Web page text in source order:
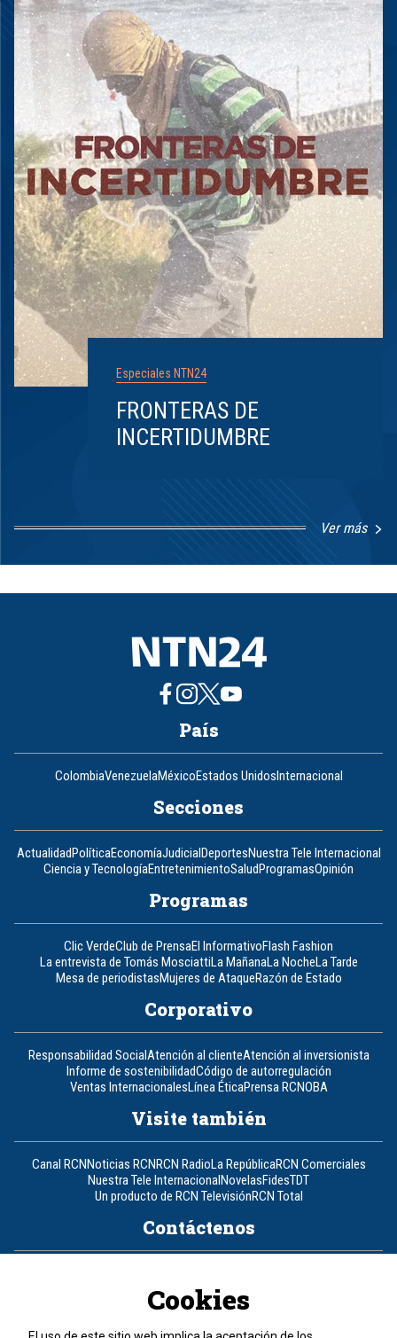
Especiales NTN24
FRONTERAS DE
INCERTIDUMBRE
Ver más
8
País
ColombiaVenezuelaMéxicoEstados UnidosInternacional
Secciones
ActualidadPolíticaEconomíaJudicialDeportesNuestra Tele Internacional
Ciencia y TecnologíaEntretenimientoSaludProgramasOpinión
Programas
Clic VerdeClub de PrensaEl InformativoFlash Fashion
La entrevista de Tomás MosciattiLa MañanaLa NocheLa Tarde
Mesa de periodistasMujeres de AtaqueRazón de Estado
Corporativo
Responsabilidad SocialAtención al clienteAtención al inversionista
Informe de sostenibilidadCódigo de autorregulación
Ventas InternacionalesLínea ÉticaPrensa RCNOBA
Visite también
Canal RCNNoticias RCNRCN RadioLa RepúblicaRCN Comerciales
Nuestra Tele InternacionalNovelasFidesTDT
Un producto de RCN TelevisiónRCN Total
Contáctenos
Política de cookies
Cookies